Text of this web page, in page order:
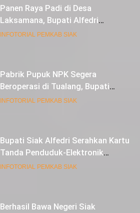
Panen Raya Padi di Desa
Laksamana, Bupati Alfedri
Serahkan 16 Unit Mesin Pompa Air
INFOTORIAL PEMKAB SIAK
Pabrik Pupuk NPK Segera
Beroperasi di Tualang, Bupati
Alfedri Investasi ini Tingkatkan
INFOTORIAL PEMKAB SIAK
Bupati Siak Alfedri Serahkan Kartu
Tanda Penduduk-Elektronik
Kepada Pelajar SMK 1 Koto Gasib
INFOTORIAL PEMKAB SIAK
Berhasil Bawa Negeri Siak